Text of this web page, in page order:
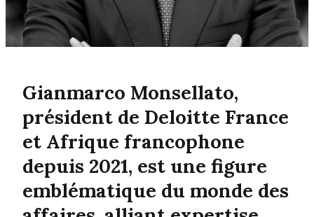
Gianmarco Monsellato,
président de Deloitte France
et Afrique francophone
depuis 2021, est une figure
emblématique du monde des